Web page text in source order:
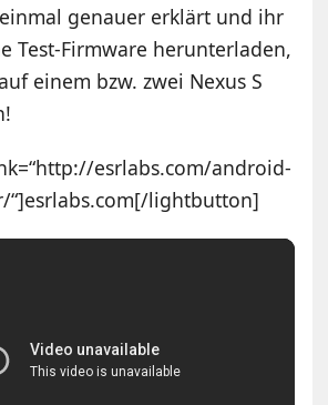
genauer erklärt und ihr
Test-Firmware herunterladen,
einem bzw. zwei Nexus S
esrlabs.com/android-
“]esrlabs.com[/lightbutton]